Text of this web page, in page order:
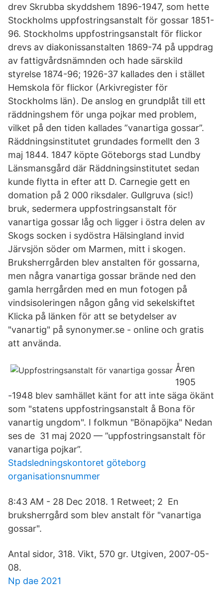
drev Skrubba skyddshem 1896-1947, som hette
Stockholms uppfostringsanstalt för gossar 1851-
96. Stockholms uppfostringsanstalt för flickor
drevs av diakonissanstalten 1869-74 på uppdrag
av fattigvårdsnämnden och hade särskild
styrelse 1874-96; 1926-37 kallades den i stället
Hemskola för flickor (Arkivregister för
Stockholms län). De anslog en grundplåt till ett
räddningshem för unga pojkar med problem,
vilket på den tiden kallades ”vanartiga gossar”.
Räddningsinstitutet grundades formellt den 3
maj 1844. 1847 köpte Göteborgs stad Lundby
Länsmansgård där Räddningsinstitutet sedan
kunde flytta in efter att D. Carnegie gett en
domation på 2 000 riksdaler. Gullgruva (sic!)
bruk, sedermera uppfostringsanstalt för
vanartiga gossar låg och ligger i östra delen av
Skogs socken i sydöstra Hälsingland invid
Järvsjön söder om Marmen, mitt i skogen.
Bruksherrgården blev anstalten för gossarna,
men några vanartiga gossar brände ned den
gamla herrgården med en mun fotogen på
vindsisoleringen någon gång vid sekelskiftet
Klicka på länken för att se betydelser av
"vanartig" på synonymer.se - online och gratis
att använda.
Åren
1905
-1948 blev samhället känt for att inte säga ökänt
som "statens uppfostringsanstalt å Bona för
vanartig ungdom". I folkmun "Bönapöjka" Nedan
ses de 31 maj 2020 — ”uppfostringsanstalt för
vanartiga pojkar”.
Stadsledningskontoret göteborg
organisationsnummer
8:43 AM - 28 Dec 2018. 1 Retweet; 2 En
bruksherrgård som blev anstalt för "vanartiga
gossar".
Antal sidor, 318. Vikt, 570 gr. Utgiven, 2007-05-
08.
Np dae 2021